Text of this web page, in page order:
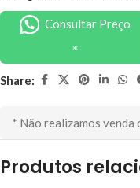
Consultar Preço
Share:
* Não realizamos
Produtos